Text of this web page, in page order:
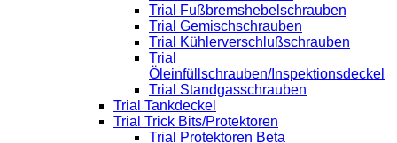
Trial Fußbremshebelschrauben
Trial Gemischschrauben
Trial Kühlerverschlußschrauben
Trial
Öleinfüllschrauben/Inspektionsdeckel
Trial Standgasschrauben
Trial Tankdeckel
Trial Trick Bits/Protektoren
Trial Protektoren Beta